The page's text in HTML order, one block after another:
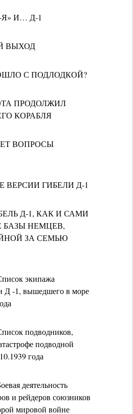
Я» И… Д-1
ВЫХОД
С ПОДЛОДКОЙ?
ПРОДОЛЖИЛ
КОРАБЛЯ
ВОПРОСЫ
ГИБЕЛИ Д-1
Д-1, КАК И САМИ
БАЗЫ НЕМЦЕВ,
ЗА СЕМЬЮ
экипажа
Д -1, вышедшего в море
подводников,
подводной
года
деятельность
и рейдеров союзников
мировой войне